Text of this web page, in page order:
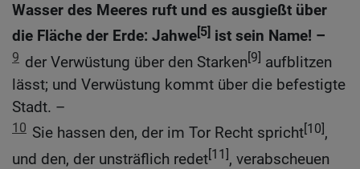
Wasser des Meeres ruft und es ausgießt über
die Fläche der Erde: Jahwe[5] ist sein Name! –
9 der Verwüstung über den Starken[9] aufblitzen
lässt; und Verwüstung kommt über die befestigte
Stadt. –
10 Sie hassen den, der im Tor Recht spricht[10],
und den, der unsträflich redet[11], verabscheuen